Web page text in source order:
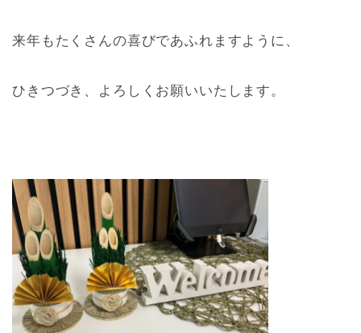
来年もたくさんの喜びであふれますように、
ひきつづき、よろしくお願いいたします。